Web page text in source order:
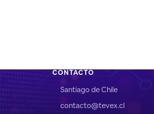
CONTACTO
Santiago de Chile
contacto@tevex.cl